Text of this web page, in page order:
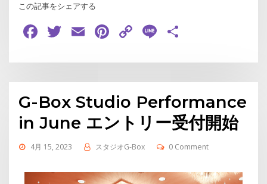
この記事をシェアする
Facebook
Twitter
EmailPinterest
Copy
Line
G-Box Studio Performance
in June エントリー受付開始
4月 15, 2023 スタジオG-Box 0 Comment